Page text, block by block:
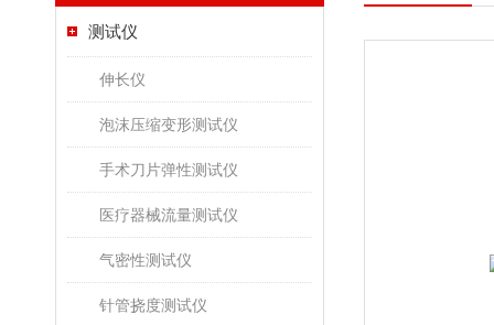
测试仪
伸长仪
泡沫压缩变形测试仪
手术刀片弹性测试仪
医疗器械流量测试仪
气密性测试仪
针管挠度测试仪